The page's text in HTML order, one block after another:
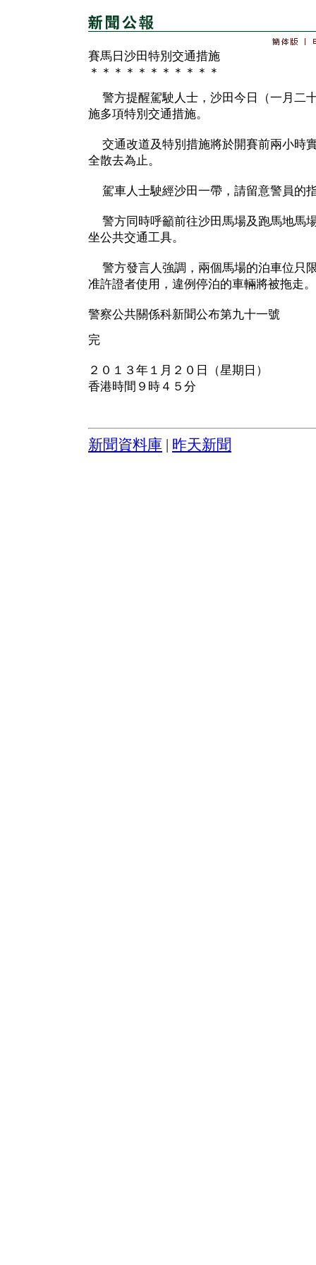
賽馬日沙田特別交通措施
＊＊＊＊＊＊＊＊＊＊＊
警方提醒駕駛人士，沙田今日（一月二
施多項特別交通措施。
交通改道及特別措施將於開賽前兩小時
全散去為止。
駕車人士駛經沙田一帶，請留意警員的
警方同時呼籲前往沙田馬場及跑馬地馬
坐公共交通工具。
警方發言人強調，兩個馬場的泊車位只
准許證者使用，違例停泊的車輛將被拖走。
警察公共關係科新聞公布第九十一號
完
２０１３年１月２０日（星期日）
香港時間９時４５分
新聞資料庫 昨天新聞